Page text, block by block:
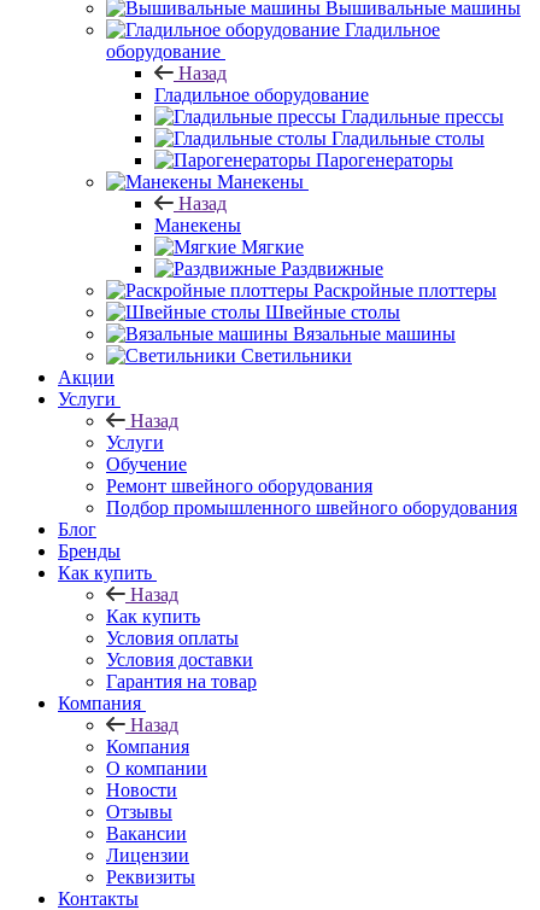
Вышивальные машины
Гладильное
оборудование
Назад
Гладильное оборудование
Гладильные прессы
Гладильные столы
Парогенераторы
Манекены
Назад
Манекены
Мягкие
Раздвижные
Раскройные плоттеры
Швейные столы
Вязальные машины
Светильники
Акции
Услуги
Назад
Услуги
Обучение
Ремонт швейного оборудования
Подбор промышленного швейного оборудования
Блог
Бренды
Как купить
Назад
Как купить
Условия оплаты
Условия доставки
Гарантия на товар
Компания
Назад
Компания
О компании
Новости
Отзывы
Вакансии
Лицензии
Реквизиты
Контакты